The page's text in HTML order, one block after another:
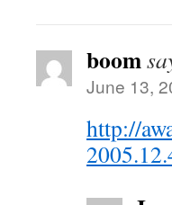
boom
June 13,
http://